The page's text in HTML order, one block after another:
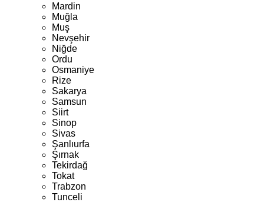
Mardin
Muğla
Muş
Nevşehir
Niğde
Ordu
Osmaniye
Rize
Sakarya
Samsun
Siirt
Sinop
Sivas
Şanlıurfa
Şırnak
Tekirdağ
Tokat
Trabzon
Tunceli